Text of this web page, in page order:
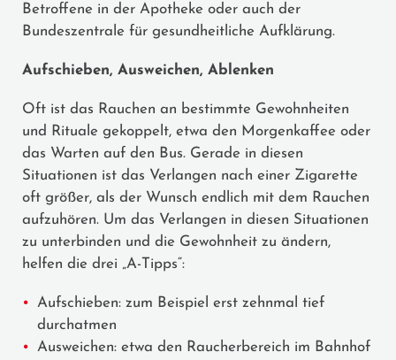
Betroffene in der Apotheke oder auch der
Bundeszentrale für gesundheitliche Aufklärung.
Aufschieben, Ausweichen, Ablenken
Oft ist das Rauchen an bestimmte Gewohnheiten
und Rituale gekoppelt, etwa den Morgenkaffee oder
das Warten auf den Bus. Gerade in diesen
Situationen ist das Verlangen nach einer Zigarette
oft größer, als der Wunsch endlich mit dem Rauchen
aufzuhören. Um das Verlangen in diesen Situationen
zu unterbinden und die Gewohnheit zu ändern,
helfen die drei „A-Tipps“:
Aufschieben: zum Beispiel erst zehnmal tief
durchatmen
Ausweichen: etwa den Raucherbereich im Bahnhof